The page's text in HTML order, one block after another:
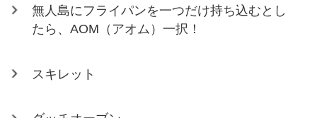
無人島にフライパンを一つだけ持ち込むとし
たら、AOM（アオム）一択！
スキレット